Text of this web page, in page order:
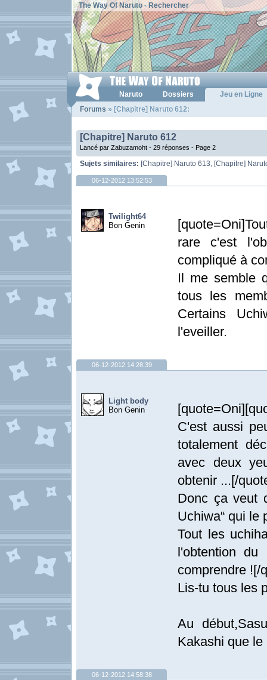
The Way Of Naruto- Rechercher
Naruto Dossiers
Jeu en Ligne
Forums » [Chapitre] Naruto 612:
[Chapitre] Naruto 612
Lancé par Zabuzamoht - 29 réponses - Page 2
Sujets similaires: [Chapitre] Naruto 613, [Chapitre]
06-12-2012 13:52:53
Twilight64
Bon Genin
rare c'est
compliqué à
Il me semble
tous les
Certains
l'eveiller.
06-12-2012 14:28:39
Light body
Bon Genin
C'est aussi
totalement
avec deux
obtenir ...[/
Donc ça veut
Uchiwa“ qui le
Tout les
l'obtention
comprendre ![/
Lis-tu tous les
Au
Kakashi que
06-12-2012 14:58:38